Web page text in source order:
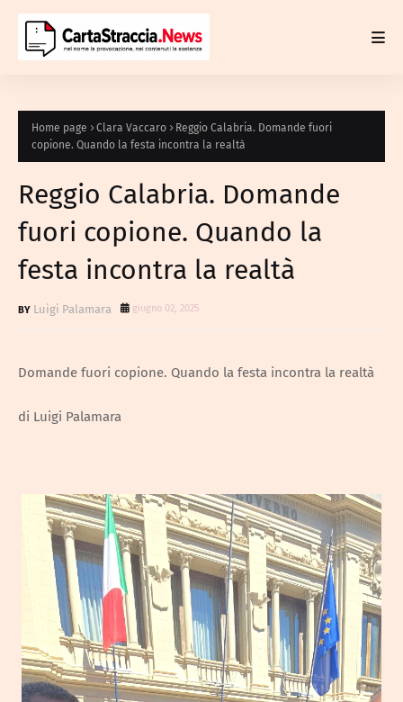
Home page Clara Vaccaro
Reggio Calabria. Domande fuori
copione. Quando la festa incontra la realtà
Reggio Calabria. Domande
fuori copione. Quando la
festa incontra la realtà
Luigi Palamara giugno 02, 2025
Domande fuori copione. Quando la festa incontra la realtà
di Luigi Palamara